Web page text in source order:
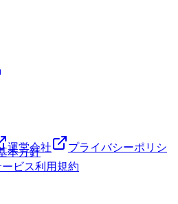
地下1階≪電話番号≫ 048-871-
☆-----------------------------------------
ッチ】を取り入れたリラク系ボデ
さいたま市大宮区桜木町2-
ターPART1 地下1階≪電話番
間≫10:00～21:00
本方針
ービス利用規約
運営会社
プライバシーポリシ